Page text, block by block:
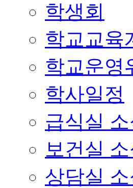
학생회
학교교육
학교운영
학사일정
급식실 소
보건실 소
상담실 소